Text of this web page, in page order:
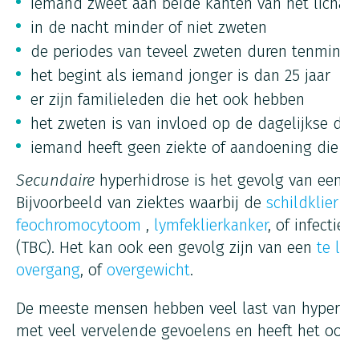
in de nacht minder of niet zweten
de periodes van teveel zweten duren
het begint als iemand jonger is dan 25 jaar
er zijn familieleden die het ook hebben
het zweten is van invloed op de dagelijkse
iemand heeft geen ziekte of aandoening
Secundairehyperhidrose is het gevolg van
Bijvoorbeeld van ziektes waarbij de
feochromocytoom , lymfeklierkanker, of
(TBC). Het kan ook een gevolg zijn van een te
overgang, of overgewicht.
De meeste mensen hebben veel last van
met veel vervelende gevoelens en heeft het